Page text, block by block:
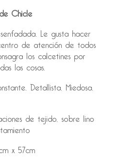
Chicle
Le gusta hacer
de atención de todos
los calcetines por
las cosas.
Detallista. Miedosa.
de tejido, sobre lino
x 57cm